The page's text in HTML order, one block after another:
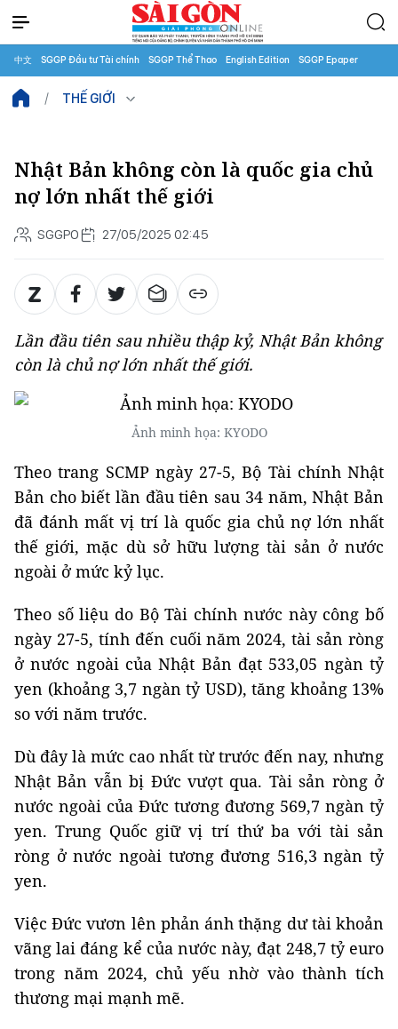
中文 SGGP Đầu tư Tài chính SGGP Thể Thao English Edition SGGP Epaper
THẾ GIỚI
Nhật Bản không còn là quốc gia chủ
nợ lớn nhất thế giới
SGGPO 27/05/2025 02:45
Lần đầu tiên sau nhiều thập kỷ, Nhật Bản không
còn là chủ nợ lớn nhất thế giới.
Ảnh minh họa: KYODO
Theo trang SCMP ngày 27-5, Bộ Tài chính Nhật
Bản cho biết lần đầu tiên sau 34 năm, Nhật Bản
đã đánh mất vị trí là quốc gia chủ nợ lớn nhất
thế giới, mặc dù sở hữu lượng tài sản ở nước
ngoài ở mức kỷ lục.
Theo số liệu do Bộ Tài chính nước này công bố
ngày 27-5, tính đến cuối năm 2024, tài sản ròng
ở nước ngoài của Nhật Bản đạt 533,05 ngàn tỷ
yen (khoảng 3,7 ngàn tỷ USD), tăng khoảng 13%
so với năm trước.
Dù đây là mức cao nhất từ trước đến nay, nhưng
Nhật Bản vẫn bị Đức vượt qua. Tài sản ròng ở
nước ngoài của Đức tương đương 569,7 ngàn tỷ
yen. Trung Quốc giữ vị trí thứ ba với tài sản
ròng ở nước ngoài tương đương 516,3 ngàn tỷ
yen.
Việc Đức vươn lên phản ánh thặng dư tài khoản
vãng lai đáng kể của nước này, đạt 248,7 tỷ euro
trong năm 2024, chủ yếu nhờ vào thành tích
thương mại mạnh mẽ.